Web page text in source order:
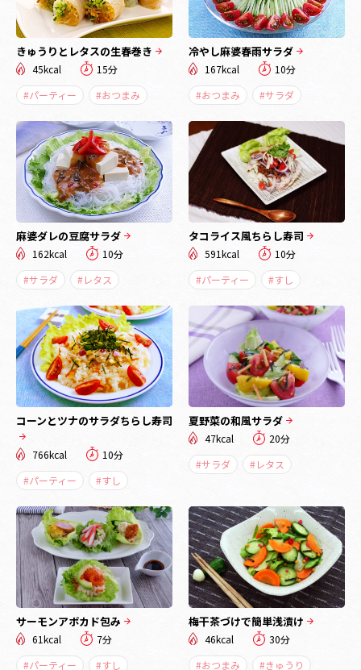
きゅうりとレタスの生春巻き
45kcal
15分
#パーティー
#おつまみ
冷やし麻婆春雨サラダ
167kcal
10分
#おつまみ
#サラダ
麻婆ダレの豆腐サラダ
162kcal
10分
#サラダ
#レタス
タコライス風ちらし寿司
591kcal
10分
#パーティー
#すし
コーンとツナのサラダちらし寿司
766kcal
10分
#パーティー
#すし
夏野菜の和風サラダ
47kcal
20分
#サラダ
#レタス
サーモンアボカド包み
61kcal
7分
#パーティー
#すし
梅干茶づけで簡単浅漬け
46kcal
30分
#おつまみ
#きゅうり